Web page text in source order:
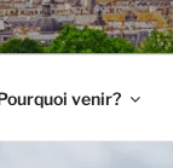
venir?